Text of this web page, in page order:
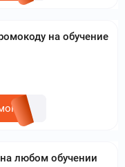
на обучение
любом обучении